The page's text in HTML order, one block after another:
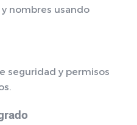
nombres usando
seguridad y permisos